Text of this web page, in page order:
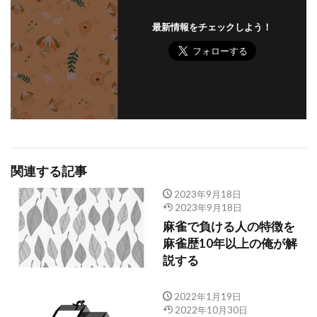
最新情報をチェックしよう！
関連する記事
2023年9月18日
2023年9月18日
麻雀で負ける人の特徴を
麻雀歴10年以上の俺が解
説する
2022年1月19日
2022年10月30日